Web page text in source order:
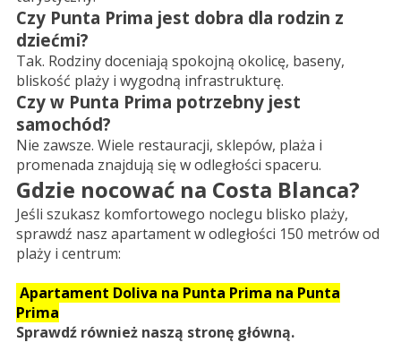
Czy Punta Prima jest dobra dla rodzin z
dziećmi?
Tak. Rodziny doceniają spokojną okolicę, baseny,
bliskość plaży i wygodną infrastrukturę.
Czy w Punta Prima potrzebny jest
samochód?
Nie zawsze. Wiele restauracji, sklepów, plaża i
promenada znajdują się w odległości spaceru.
Gdzie nocować na Costa Blanca?
Jeśli szukasz komfortowego noclegu blisko plaży,
sprawdź nasz apartament w odległości 150 metrów od
plaży i centrum:
Apartament Doliva na Punta Prima na Punta
Prima
Sprawdź również naszą stronę główną.